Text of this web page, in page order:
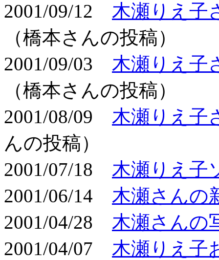
2001/09/12 木瀬りえ子
（橋本さんの投稿）
2001/09/03 木瀬りえ子
（橋本さんの投稿）
2001/08/09 木瀬りえ子
んの投稿）
2001/07/18 木瀬りえ子
2001/06/14 木瀬さんの
2001/04/28 木瀬さんの
2001/04/07 木瀬りえ子